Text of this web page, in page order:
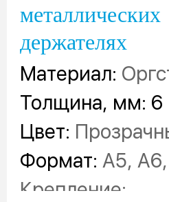
металлических
держателях
Материал:
Толщина, мм: 6
Цвет:
Формат: А5,
Крепление: